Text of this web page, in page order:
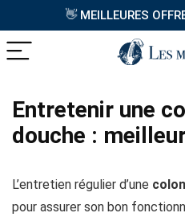
👋MEILLEURES
Entretenir une
douche :
L’entretien régulier d’une
pour assurer son bon